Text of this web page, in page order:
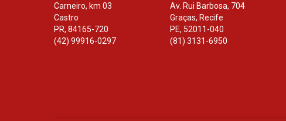
Carneiro, km 03
Castro
PR, 84165-720
(42) 99916-0297
Av. Rui Barbosa, 704
Graças, Recife
PE, 52011-040
(81) 3131-6950